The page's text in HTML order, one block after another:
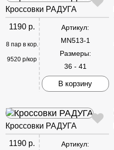
Кроссовки РАДУГА
1190 р.
8 пар в кор.
9520 р/кор
Артикул:
MN513-1
Размеры:
36 - 41
В корзину
Кроссовки РАДУГА
1190 р. Артикул: